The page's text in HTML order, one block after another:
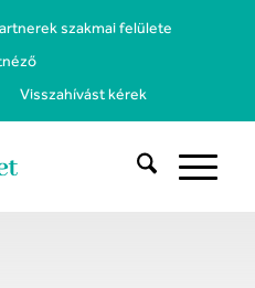
szakmai felülete
Visszahívást kérek